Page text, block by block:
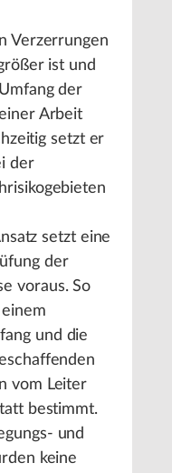
Verzerrungen
ist und
der
Arbeit
setzt er
der
setzt eine
der
voraus. So
und die
vom Leiter
bestimmt.
und
keine